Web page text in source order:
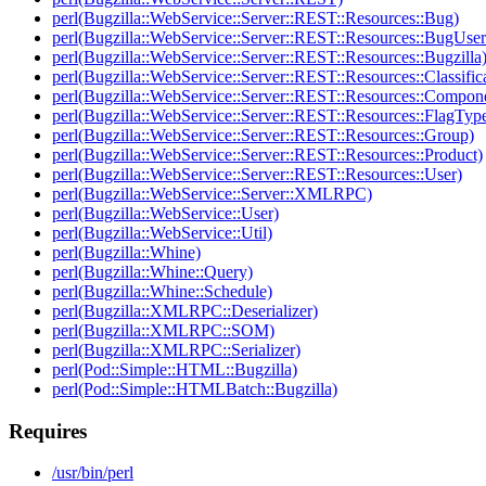
perl(Bugzilla::WebService::Server::REST::Resources::Bug)
perl(Bugzilla::WebService::Server::REST::Resources::Bugzilla)
perl(Bugzilla::WebService::Server::REST::Resources::Group)
perl(Bugzilla::WebService::Server::REST::Resources::Product)
perl(Bugzilla::WebService::Server::REST::Resources::User)
perl(Bugzilla::WebService::Server::XMLRPC)
perl(Bugzilla::WebService::User)
perl(Bugzilla::WebService::Util)
perl(Bugzilla::Whine)
perl(Bugzilla::Whine::Query)
perl(Bugzilla::Whine::Schedule)
perl(Bugzilla::XMLRPC::Deserializer)
perl(Bugzilla::XMLRPC::SOM)
perl(Bugzilla::XMLRPC::Serializer)
perl(Pod::Simple::HTML::Bugzilla)
perl(Pod::Simple::HTMLBatch::Bugzilla)
Requires
/usr/bin/perl